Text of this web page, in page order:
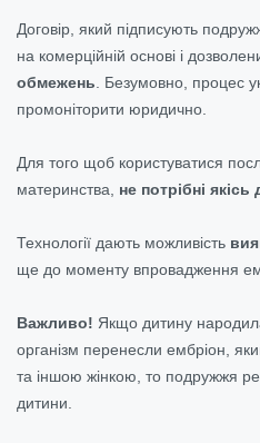
Договір, який підписують
на комерційній основі і
обмежень . Безумовно, процес
промоніторити юридично.
Для того щоб користуватися
материнства, не потрібні
Технології дають можливість
ще до моменту впровадження
Важливо! Якщо дитину
організм перенесли ембріон,
та іншою жінкою, то подружжя
дитини.